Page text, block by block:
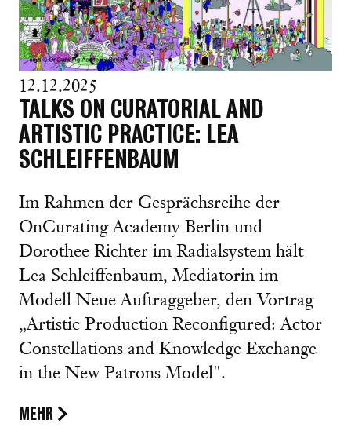
12.12.2025
TALKS ON CURATORIAL AND
ARTISTIC PRACTICE: LEA
SCHLEIFFENBAUM
Im Rahmen der Gesprächsreihe der
OnCurating Academy Berlin und
Dorothee Richter im Radialsystem hält
Lea Schleiffenbaum, Mediatorin im
Modell Neue Auftraggeber, den Vortrag
„Artistic Production Reconfigured: Actor
Constellations and Knowledge Exchange
in the New Patrons Model".
MEHR